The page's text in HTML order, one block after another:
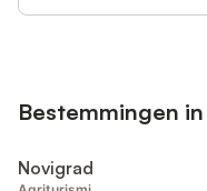
Bestemmingen
Novigrad